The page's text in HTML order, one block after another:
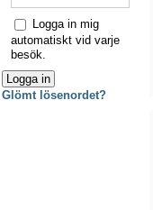
Logga in mig
automatiskt vid varje
besök.
Glömt lösenordet?